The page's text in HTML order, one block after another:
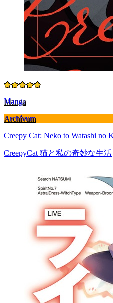
Manga
Archívum
Creepy Cat: Neko to Watashi no
CreepyCat 猫と私の奇妙な生活